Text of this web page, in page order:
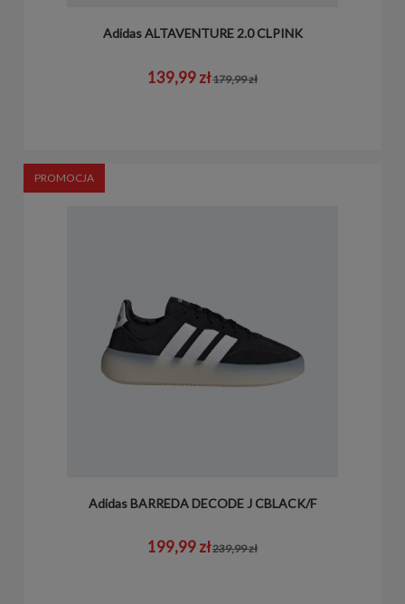
Adidas ALTAVENTURE 2.0 CLPINK
139,99 zł179,99 zł
Adidas BARREDA DECODE J CBLACK/F
199,99 zł239,99 zł
PROMOCJA